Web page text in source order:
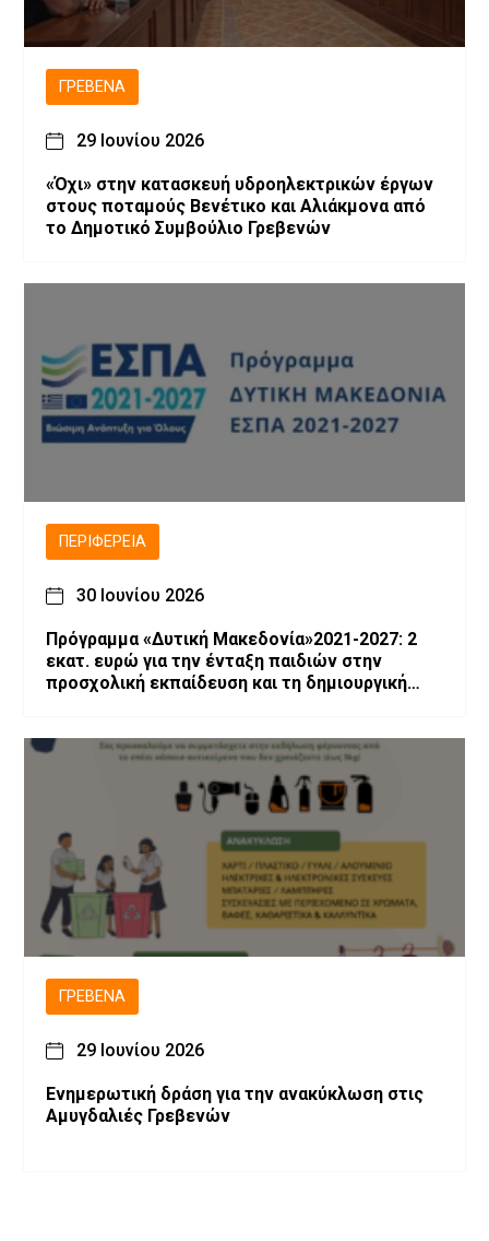
ΓΡΕΒΕΝΆ
29 Ιουνίου 2026
«Όχι» στην κατασκευή υδροηλεκτρικών έργων
στους ποταμούς Βενέτικο και Αλιάκμονα από
το Δημοτικό Συμβούλιο Γρεβενών
ΠΕΡΙΦΈΡΕΙΑ
30 Ιουνίου 2026
Πρόγραμμα «Δυτική Μακεδονία»2021-2027: 2
εκατ. ευρώ για την ένταξη παιδιών στην
προσχολική εκπαίδευση και τη δημιουργική
ΓΡΕΒΕΝΆ
29 Ιουνίου 2026
Ενημερωτική δράση για την ανακύκλωση στις
Αμυγδαλιές Γρεβενών